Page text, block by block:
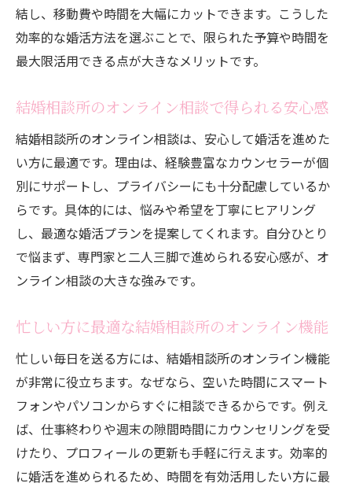
結し、移動費や時間を大幅にカットできます。こうした
効率的な婚活方法を選ぶことで、限られた予算や時間を
最大限活用できる点が大きなメリットです。
結婚相談所のオンライン相談で得られる安心感
結婚相談所のオンライン相談は、安心して婚活を進めた
い方に最適です。理由は、経験豊富なカウンセラーが個
別にサポートし、プライバシーにも十分配慮しているか
らです。具体的には、悩みや希望を丁寧にヒアリング
し、最適な婚活プランを提案してくれます。自分ひとり
で悩まず、専門家と二人三脚で進められる安心感が、オ
ンライン相談の大きな強みです。
忙しい方に最適な結婚相談所のオンライン機能
忙しい毎日を送る方には、結婚相談所のオンライン機能
が非常に役立ちます。なぜなら、空いた時間にスマート
フォンやパソコンからすぐに相談できるからです。例え
ば、仕事終わりや週末の隙間時間にカウンセリングを受
けたり、プロフィールの更新も手軽に行えます。効率的
に婚活を進められるため、時間を有効活用したい方に最